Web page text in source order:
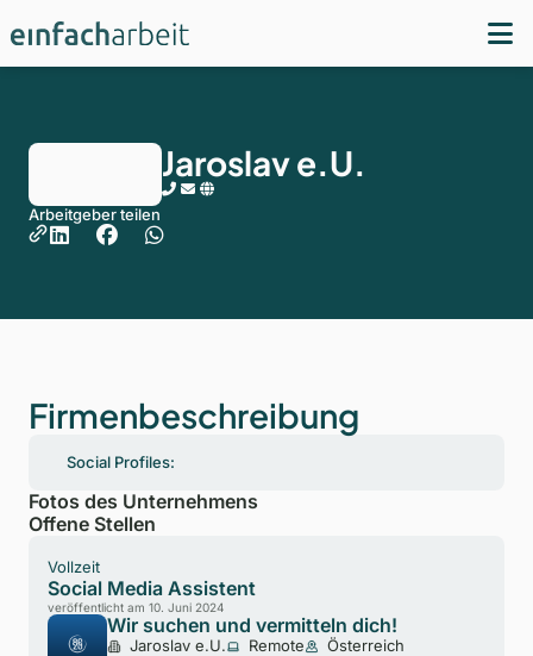
Jaroslav e.U.
Arbeitgeber teilen
Firmenbeschreibung
Social Profiles:
Fotos des Unternehmens
Offene Stellen
Vollzeit
Social Media Assistent
veröffentlicht am 10. Juni 2024
Wir suchen und vermitteln dich!
Jaroslav e.U. Remote
Österreich